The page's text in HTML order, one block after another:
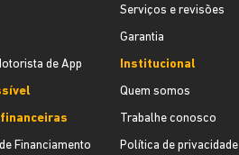
de App
Financiamento
Serviços e revisões
Garantia
Institucional
Quem somos
Trabalhe conosco
Política de privacidade